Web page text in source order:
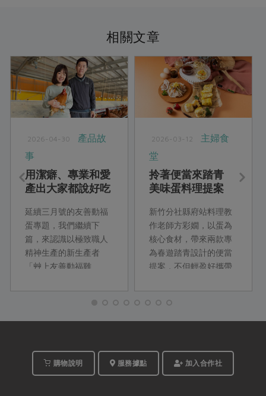
相關文章
2026-04-30
產品故
事
用潔癖、專業和愛
產出大家都說好吃
延續三月號的友善動福
蛋專題，我們繼續下
篇，來認識以極致職人
精神生產的新生產者
「艸上友善動福雞
美好「雞」生。
2026-03-12
主婦食
堂
拎著便當來踏青
美味蛋料理提案
新竹分社縣府站料理教
作老師方彩嫺，以蛋為
核心食材，帶來兩款專
為春遊踏青設計的便當
提案，不但輕盈好攜帶
樣美味，搭配不同醬料
購物說明 服務據點 加入合作社